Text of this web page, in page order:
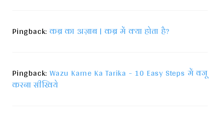
Pingback:कब्र का अज़ाब | कब्र में क्या होता है?
Pingback:Wazu Karne Ka Tarika - 10 Easy Steps में वजू
करना सीखिये